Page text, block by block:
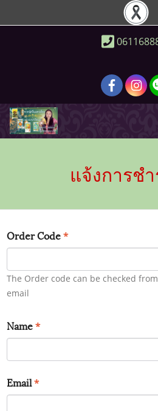
แจ้งการชำ
Order Code*
The Order code can be checked
email
Name*
Email*